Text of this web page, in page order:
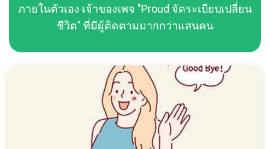
ภายในตัวเอง เจ้าของเพจ "Proud จัดระเบียบเปลี่ยน
ชีวิต" ที่มีผู้ติดตามมากกว่าแสนคน